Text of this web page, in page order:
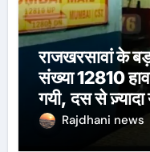
राजखरसावां के
संख्या 12810
गयी, दस से ज़्यादा
खबर।सरायकेला के
Rajdhani news